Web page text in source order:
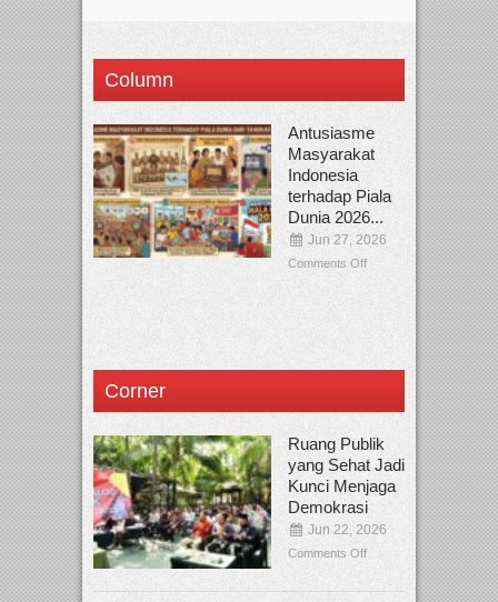
Column
Antusiasme
Masyarakat
Indonesia
terhadap Piala
Dunia 2026...
Jun 27, 2026
Comments Off
Corner
Ruang Publik
yang Sehat Jadi
Kunci Menjaga
Demokrasi
Jun 22, 2026
Comments Off